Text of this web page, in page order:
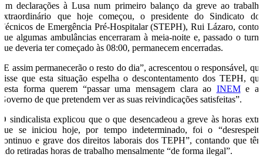
Em declarações à Lusa num primeiro balanço da greve ao trabalho
extraordinário que hoje começou, o presidente do Sindicato dos
Técnicos de Emergência Pré-Hospitalar (STEPH), Rui Lázaro, contou
que algumas ambulâncias encerraram à meia-noite e, passado o turno
que deveria ter começado às 08:00, permanecem encerradas.
“E assim permanecerão o resto do dia”, acrescentou o responsável, que
disse que esta situação espelha o descontentamento dos TEPH, que
desta forma querem “passar uma mensagem clara ao INEMe ao
Governo de que pretendem ver as suas reivindicações satisfeitas”.
O sindicalista explicou que o que desencadeou a greve às horas extra
que se iniciou hoje, por tempo indeterminado, foi o “desrespeito
continuo e grave dos direitos laborais dos TEPH”, contando que têm
sido retiradas horas de trabalho mensalmente “de forma ilegal”.